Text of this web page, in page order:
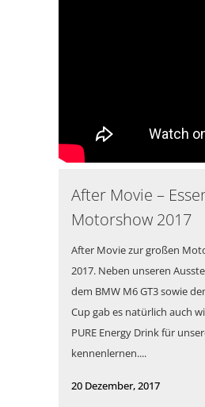
After Movie –
Motorshow 2017
After Movie zur großen
2017. Neben unseren
dem BMW M6 GT3 sowie
Cup gab es natürlich auch
PURE Energy Drink für
kennenlernen....
20 Dezember, 2017